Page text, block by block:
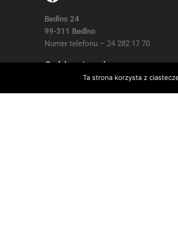
Bedlno 24
99-311 Bedlno
Numer telefonu – 24 282 17 70
Godziny otwarcia:
7:30 do 15:30, Sb i Nie: Nieczynne
Ta strona korzysta z